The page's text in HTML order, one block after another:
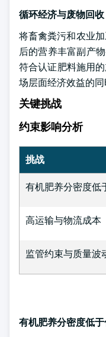
循环经济与废物回收
将畜禽粪污和农业
后的营养丰富副产
符合认证肥料施用
场层面经济效益的
关键挑战
约束影响分析
挑战
有机肥养分密度低
高运输与物流成本
监管约束与质量波
有机肥养分密度低